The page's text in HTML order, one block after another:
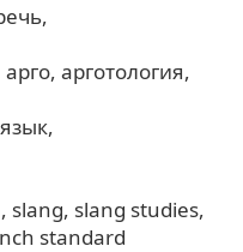
арго арготология
slang slang studies
standard